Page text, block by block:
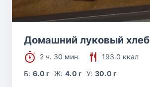
Домашний луковый хлеб
2 ч. 30 мин.
193.0 ккал
Б:6.0 г Ж: 4.0 г У: 30.0 г